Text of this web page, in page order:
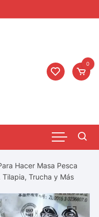
0
Hacer Masa Pesca
Trucha y Más